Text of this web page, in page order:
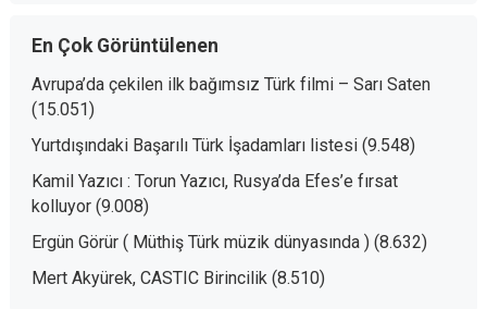
En Çok Görüntülenen
Avrupa’da çekilen ilk bağımsız Türk filmi – Sarı Saten
(15.051)
Yurtdışındaki Başarılı Türk İşadamları listesi (9.548)
Kamil Yazıcı : Torun Yazıcı, Rusya’da Efes’e fırsat
kolluyor (9.008)
Ergün Görür ( Müthiş Türk müzik dünyasında ) (8.632)
Mert Akyürek, CASTIC Birincilik (8.510)